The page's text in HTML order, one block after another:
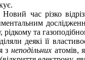
час різко
та
деякі її
з неподільних атомів,